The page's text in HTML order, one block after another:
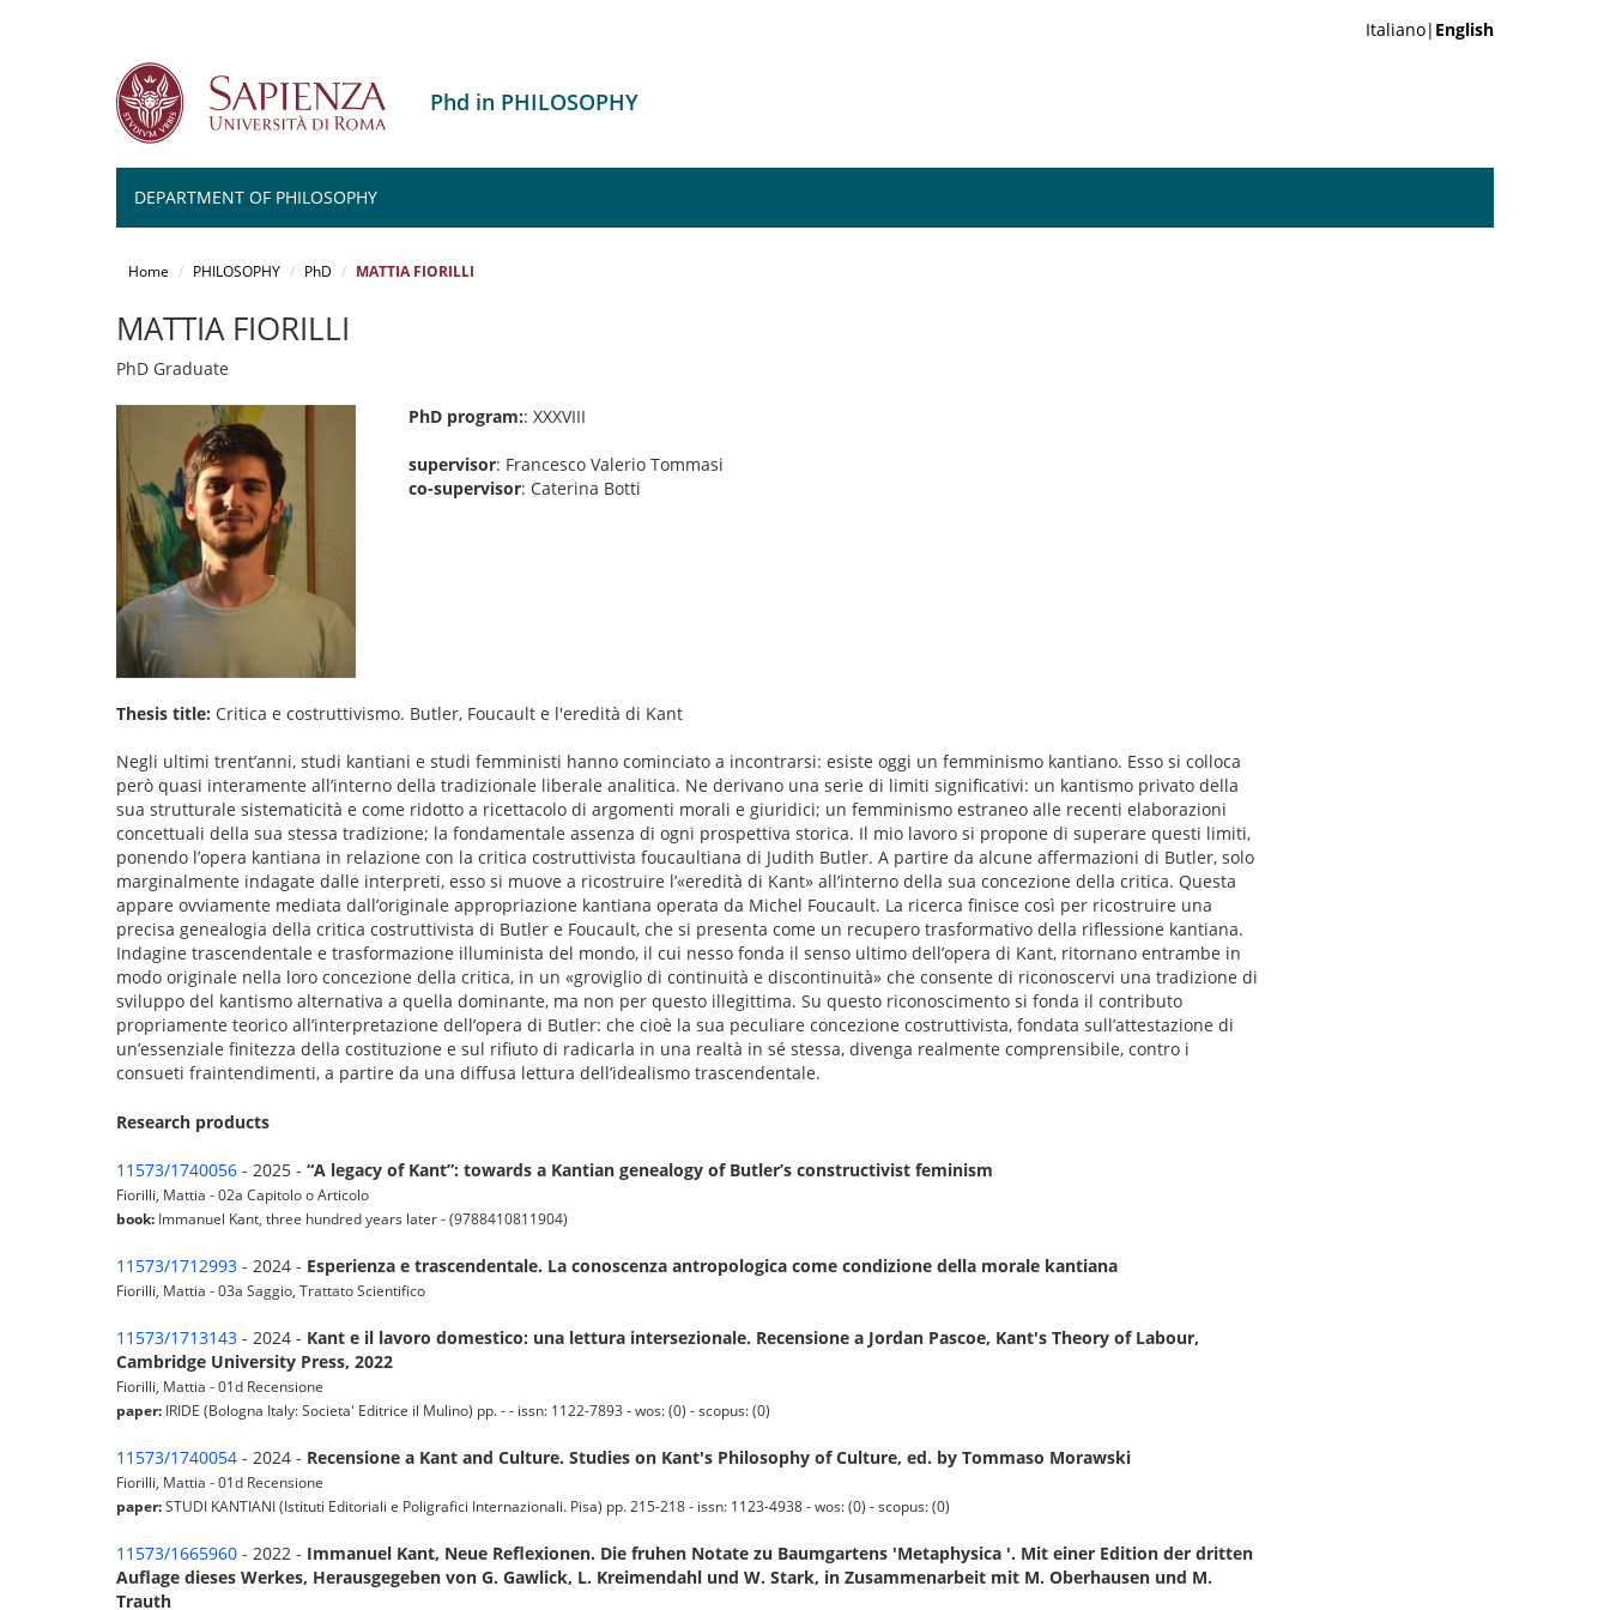
Italiano| English
Phd in PHILOSOPHY
DEPARTMENT OF PHILOSOPHY
Home PHILOSOPHY PhD MATTIA FIORILLI
MATTIA FIORILLI
PhD Graduate
PhD program:: XXXVIII
supervisor: Francesco Valerio Tommasi
co-supervisor: Caterina Botti
Thesis title: Critica e costruttivismo. Butler, Foucault e l'eredità di Kant
Negli ultimi trent’anni, studi kantiani e studi femministi hanno cominciato a incontrarsi: esiste oggi un femminismo kantiano. Esso si colloca
però quasi interamente all’interno della tradizionale liberale analitica. Ne derivano una serie di limiti significativi: un kantismo privato della
sua strutturale sistematicità e come ridotto a ricettacolo di argomenti morali e giuridici; un femminismo estraneo alle recenti elaborazioni
concettuali della sua stessa tradizione; la fondamentale assenza di ogni prospettiva storica. Il mio lavoro si propone di superare questi limiti,
ponendo l’opera kantiana in relazione con la critica costruttivista foucaultiana di Judith Butler. A partire da alcune affermazioni di Butler, solo
marginalmente indagate dalle interpreti, esso si muove a ricostruire l’«eredità di Kant» all’interno della sua concezione della critica. Questa
appare ovviamente mediata dall’originale appropriazione kantiana operata da Michel Foucault. La ricerca finisce così per ricostruire una
precisa genealogia della critica costruttivista di Butler e Foucault, che si presenta come un recupero trasformativo della riflessione kantiana.
Indagine trascendentale e trasformazione illuminista del mondo, il cui nesso fonda il senso ultimo dell’opera di Kant, ritornano entrambe in
modo originale nella loro concezione della critica, in un «groviglio di continuità e discontinuità» che consente di riconoscervi una tradizione di
sviluppo del kantismo alternativa a quella dominante, ma non per questo illegittima. Su questo riconoscimento si fonda il contributo
propriamente teorico all’interpretazione dell’opera di Butler: che cioè la sua peculiare concezione costruttivista, fondata sull’attestazione di
un’essenziale finitezza della costituzione e sul rifiuto di radicarla in una realtà in sé stessa, divenga realmente comprensibile, contro i
consueti fraintendimenti, a partire da una diffusa lettura dell’idealismo trascendentale.
Research products
11573/1740056 - 2025 - “A legacy of Kant”: towards a Kantian genealogy of Butler’s constructivist feminism
Fiorilli, Mattia - 02a Capitolo o Articolo
book: Immanuel Kant, three hundred years later - (9788410811904)
11573/1712993 - 2024 - Esperienza e trascendentale. La conoscenza antropologica come condizione della morale kantiana
Fiorilli, Mattia - 03a Saggio, Trattato Scientifico
11573/1713143 - 2024 - Kant e il lavoro domestico: una lettura intersezionale. Recensione a Jordan Pascoe, Kant's Theory of Labour,
Cambridge University Press, 2022
Fiorilli, Mattia - 01d Recensione
paper: IRIDE (Bologna Italy: Societa' Editrice il Mulino) pp. - - issn: 1122-7893 - wos: (0) - scopus: (0)
11573/1740054 - 2024 - Recensione a Kant and Culture. Studies on Kant's Philosophy of Culture, ed. by Tommaso Morawski
Fiorilli, Mattia - 01d Recensione
paper:STUDI KANTIANI (Istituti Editoriali e Poligrafici Internazionali. Pisa) pp. 215-218 - issn: 1123-4938 - wos: (0) - scopus: (0)
11573/1665960 - 2022 - Immanuel Kant, Neue Reflexionen. Die fruhen Notate zu Baumgartens 'Metaphysica '. Mit einer Edition der dritten
Auflage dieses Werkes, Herausgegeben von G. Gawlick, L. Kreimendahl und W. Stark, in Zusammenarbeit mit M. Oberhausen und M.
Trauth